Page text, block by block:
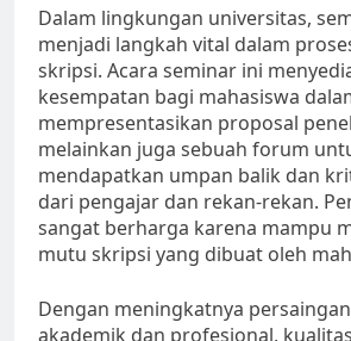
Dalam lingkungan universitas,
menjadi langkah vital dalam
skripsi. Acara seminar ini
kesempatan bagi mahasiswa
mempresentasikan proposal
melainkan juga sebuah forum
mendapatkan umpan balik dan
dari pengajar dan rekan-rekan.
sangat berharga karena mampu
mutu skripsi yang dibuat oleh
Dengan meningkatnya
akademik dan profesional,